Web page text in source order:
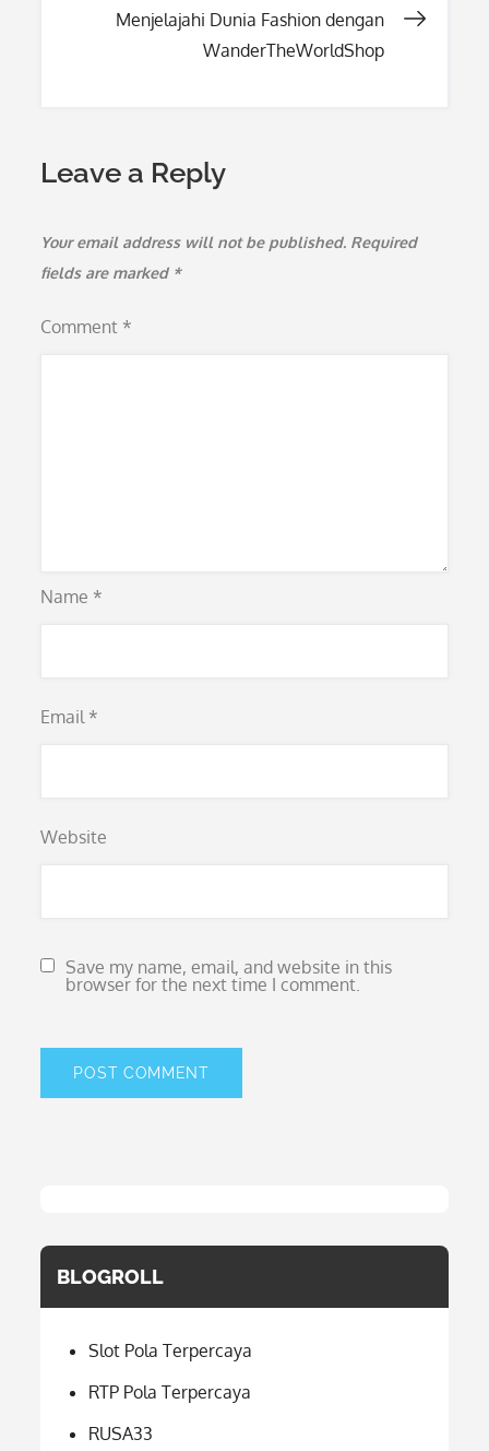
Menjelajahi Dunia Fashion dengan
WanderTheWorldShop
Leave a Reply
Your email address will not be published. Required
fields are marked *
Comment *
Name *
Email *
Website
Save my name, email, and website in this
browser for the next time I comment.
BLOGROLL
Slot Pola Terpercaya
RTP Pola Terpercaya
RUSA33